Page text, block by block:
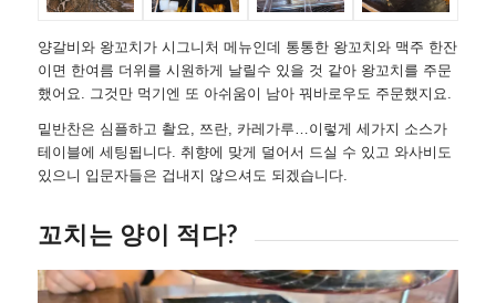
양갈비와 왕꼬치가 시그니처 메뉴인데 통통한 왕꼬치와 맥주 한잔
이면 한여름 더위를 시원하게 날릴수 있을 것 같아 왕꼬치를 주문
했어요. 그것만 먹기엔 또 아쉬움이 남아 꿔바로우도 주문했지요.
밑반찬은 심플하고 촬요, 쯔란, 카레가루…이렇게 세가지 소스가
테이블에 세팅됩니다. 취향에 맞게 덜어서 드실 수 있고 와사비도
있으니 입문자들은 겁내지 않으셔도 되겠습니다.
꼬치는 양이 적다?